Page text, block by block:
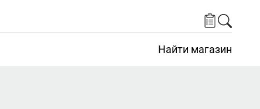
Найти магазин